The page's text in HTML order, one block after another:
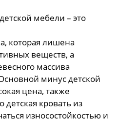
мебели – это
которая лишена
веществ, а
массива
минус детской
цена, также
детская кровать из
износостойкостью и